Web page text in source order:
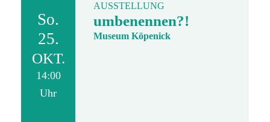
So.
25.
OKT.
14:00
Uhr
AUSSTELLUNG
umbenennen?!
Museum Köpenick